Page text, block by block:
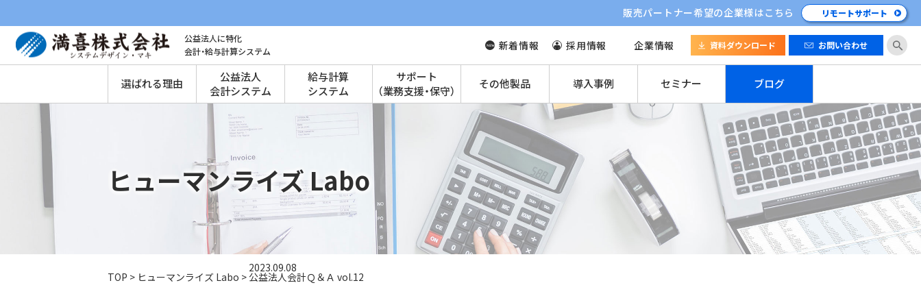
販売パートナー希望の企業様はこちら リモートサポート
公益法人に特化
会計・給与計算システム
新着情報 採用情報 企業情報 資料ダウンロード お問い合わせ
選ばれる理由
公益法人
会計システム
給与計算
システム
サポート
（業務支援・保守）
その他製品 導入事例 セミナー ブログ
ヒューマンライズ Labo
TOP > ヒューマンライズ Labo >
2023.09.08
公益法人会計Ｑ＆Ａ vol.12